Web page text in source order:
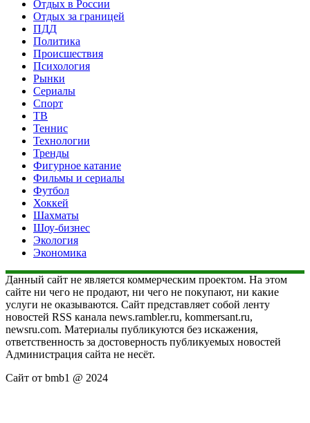
Отдых в России
Отдых за границей
ПДД
Политика
Происшествия
Психология
Рынки
Сериалы
Спорт
ТВ
Теннис
Технологии
Тренды
Фигурное катание
Фильмы и сериалы
Футбол
Хоккей
Шахматы
Шоу-бизнес
Экология
Экономика
Данный сайт не является коммерческим проектом. На этом
сайте ни чего не продают, ни чего не покупают, ни какие
услуги не оказываются. Сайт представляет собой ленту
новостей RSS канала news.rambler.ru, kommersant.ru,
newsru.com. Материалы публикуются без искажения,
ответственность за достоверность публикуемых новостей
Администрация сайта не несёт.
Сайт от bmb1 @ 2024